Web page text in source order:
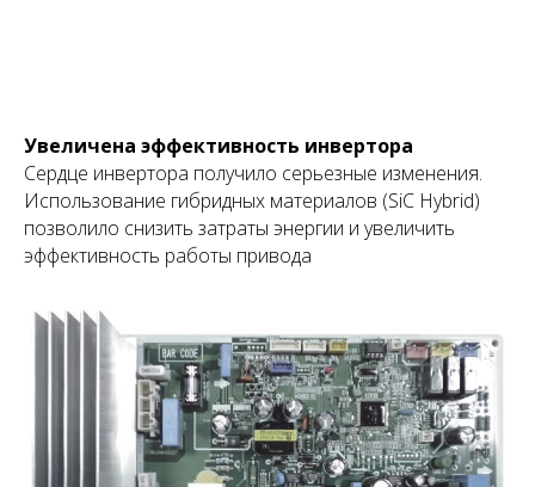
Увеличена эффективность инвертора
Сердце инвертора получило серьезные изменения.
Использование гибридных материалов (SiC Hybrid)
позволило снизить затраты энергии и увеличить
эффективность работы привода